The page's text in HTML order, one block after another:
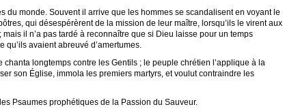
monde. Souvent il arrive que les hommes se scandalisent en voyant le
qui désespérèrent de la mission de leur maître, lorsqu’ils le virent aux
il n’a pas tardé à reconnaître que si Dieu laisse pour un temps
avaient abreuvé d’amertumes.
longtemps contre les Gentils ; le peuple chrétien l’applique à la
son Église, immola les premiers martyrs, et voulut contraindre les
Psaumes prophétiques de la Passion du Sauveur.